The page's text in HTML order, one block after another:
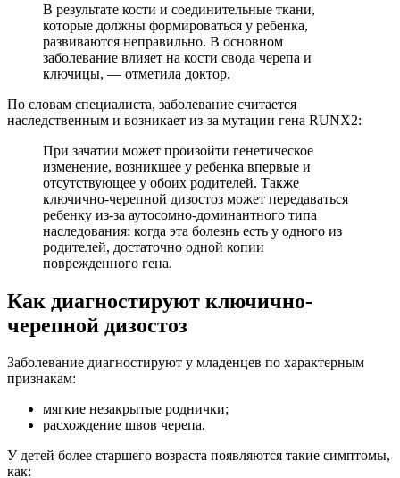
В результате кости и соединительные ткани,
которые должны формироваться у ребенка,
развиваются неправильно. В основном
заболевание влияет на кости свода черепа и
ключицы, — отметила доктор.
По словам специалиста, заболевание считается
наследственным и возникает из-за мутации гена RUNX2:
При зачатии может произойти генетическое
изменение, возникшее у ребенка впервые и
отсутствующее у обоих родителей. Также
ключично-черепной дизостоз может передаваться
ребенку из-за аутосомно-доминантного типа
наследования: когда эта болезнь есть у одного из
родителей, достаточно одной копии
поврежденного гена.
Как диагностируют ключично-
черепной дизостоз
Заболевание диагностируют у младенцев по характерным
признакам:
мягкие незакрытые роднички;
расхождение швов черепа.
У детей более старшего возраста появляются такие симптомы,
как: